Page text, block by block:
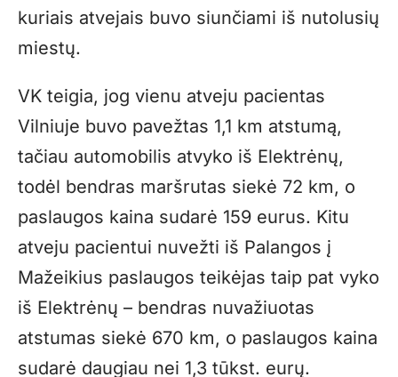
kuriais atvejais buvo siunčiami iš nutolusių
miestų.
VK teigia, jog vienu atveju pacientas
Vilniuje buvo pavežtas 1,1 km atstumą,
tačiau automobilis atvyko iš Elektrėnų,
todėl bendras maršrutas siekė 72 km, o
paslaugos kaina sudarė 159 eurus. Kitu
atveju pacientui nuvežti iš Palangos į
Mažeikius paslaugos teikėjas taip pat vyko
iš Elektrėnų – bendras nuvažiuotas
atstumas siekė 670 km, o paslaugos kaina
sudarė daugiau nei 1,3 tūkst. eurų.